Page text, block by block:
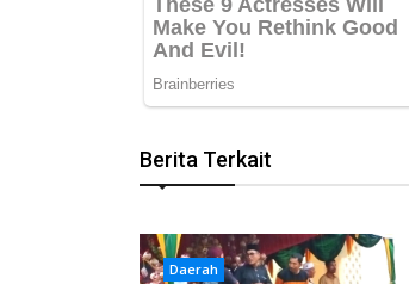
Berita Terkait
Daerah